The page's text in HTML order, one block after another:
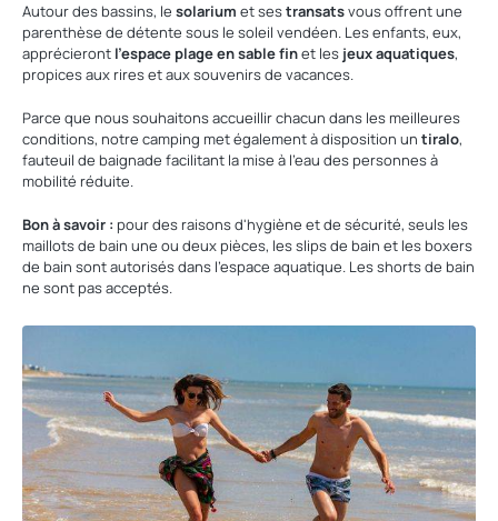
Autour des bassins, le solarium et sestransatsvous offrent une
parenthèse de détente sous le soleil vendéen. Les enfants, eux,
apprécieront l'espace plage en sable finet les jeux aquatiques,
propices aux rires et aux souvenirs de vacances.
Parce que nous souhaitons accueillir chacun dans les meilleures
conditions, notre camping met également à disposition un tiralo,
fauteuil de baignade facilitant la mise à l'eau des personnes à
mobilité réduite.
Bon à savoir : pour des raisons d'hygiène et de sécurité, seuls les
maillots de bain une ou deux pièces, les slips de bain et les boxers
de bain sont autorisés dans l'espace aquatique. Les shorts de bain
ne sont pas acceptés.